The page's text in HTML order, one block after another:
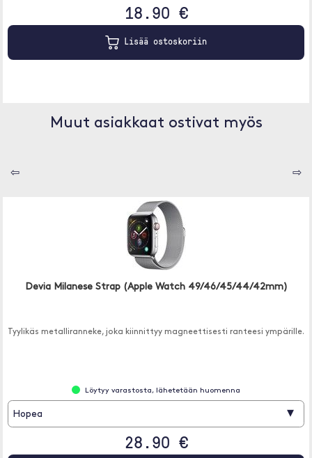
18.90 €
Lisää ostoskoriin
Muut asiakkaat ostivat myös
⇦ ⇨
Devia Milanese Strap (Apple Watch 49/46/45/44/42mm)
Tyylikäs metalliranneke, joka kiinnittyy magneettisesti ranteesi ympärille.
Löytyy varastosta, lähetetään huomenna
Hopea ▾
28.90 €